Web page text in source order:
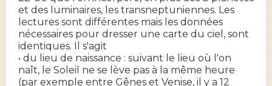
et des luminaires, les transneptuniennes. Les
lectures sont différentes mais les données
nécessaires pour dresser une carte du ciel, sont
identiques. Il s'agit
• du lieu de naissance : suivant le lieu où l'on
naît, le Soleil ne se lève pas à la même heure
(par exemple entre Gênes et Venise, il y a 12